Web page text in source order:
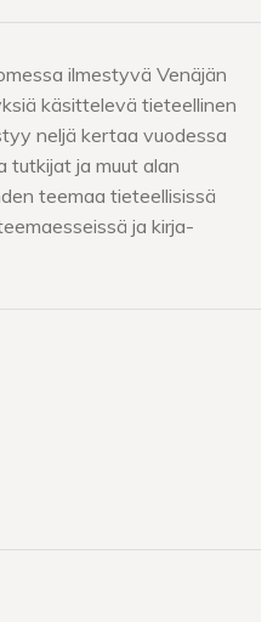
ilmestyvä Venäjän
käsittelevä tieteellinen
neljä kertaa vuodessa
tutkijat ja muut alan
teemaa tieteellisissä
ja kirja-